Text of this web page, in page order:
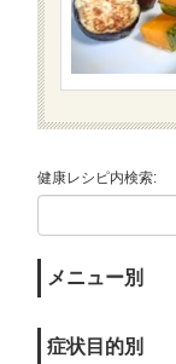
健康レシピ内検索:
メニュー別
症状目的別